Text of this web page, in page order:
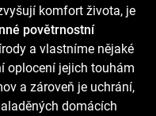
komfort života, je
povětrnostní
a vlastníme nějaké
oplocení jejich touhám
a zároveň je uchrání,
domácích